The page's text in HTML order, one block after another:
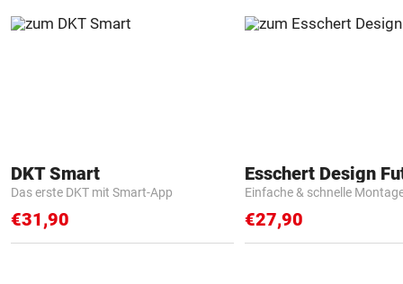
DKT Smart
Das erste DKT mit Smart-App
€31,90
Einfache & schnelle
€27,90